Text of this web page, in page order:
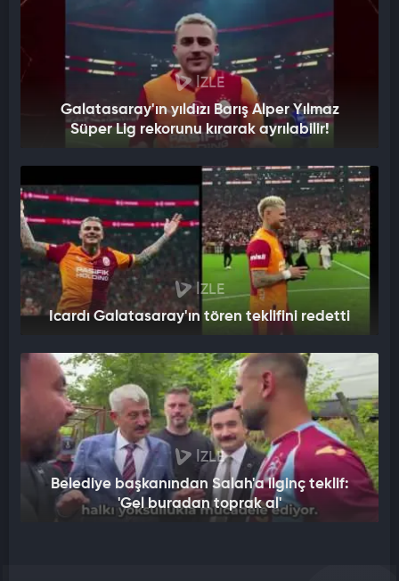
İZLE
Galatasaray'ın yıldızı Barış Alper Yılmaz
Süper Lig rekorunu kırarak ayrılabilir!
İZLE
Icardı Galatasaray'ın tören teklifini redetti
İZLE
Belediye başkanından Salah'a ilginç teklif:
'Gel buradan toprak al'